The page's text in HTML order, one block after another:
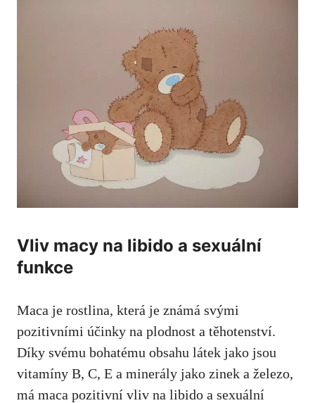
Vliv macy na libido a sexuální
funkce
Maca je rostlina, která je známá svými
pozitivními účinky na plodnost a těhotenství.
Díky svému bohatému obsahu látek jako jsou
vitamíny B, C, E a minerály jako zinek a železo,
má maca pozitivní vliv na libido a sexuální